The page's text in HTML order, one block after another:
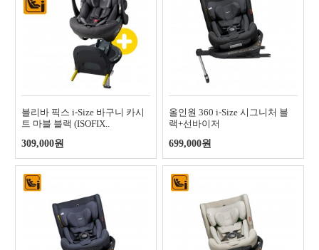
블리바 픽스 i-Size 바구니 카시
트 마블 블랙 (ISOFIX..
309,000원
올인원 360 i-Size 시그니처 블
랙+선바이저
699,000원